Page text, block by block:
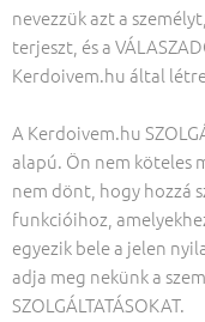
nevezzük azt a
terjeszt, és a
Kerdoivem.hu által
A Kerdoivem.hu
alapú. Ön nem köteles
nem dönt, hogy hozzá
funkcióihoz,
egyezik bele a jelen
adja meg nekünk a
SZOLGÁLTATÁSOKAT.